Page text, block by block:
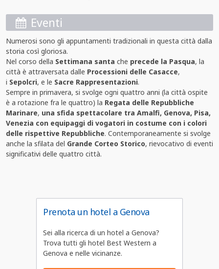
Eventi
Numerosi sono gli appuntamenti tradizionali in questa città dalla
storia così gloriosa.
Nel corso della Settimana santa che precede la Pasqua, la
città è attraversata dalle Processioni delle Casacce,
i Sepolcri, e le Sacre Rappresentazioni.
Sempre in primavera, si svolge ogni quattro anni (la città ospite
è a rotazione fra le quattro) la Regata delle Repubbliche
Marinare, una sfida spettacolare tra Amalfi, Genova, Pisa,
Venezia con equipaggi di vogatori in costume con i colori
delle rispettive Repubbliche. Contemporaneamente si svolge
anche la sfilata del Grande Corteo Storico, rievocativo di eventi
significativi delle quattro città.
Prenota un hotel a Genova
Sei alla ricerca di un hotel a Genova?
Trova tutti gli hotel Best Western a
Genova e nelle vicinanze.